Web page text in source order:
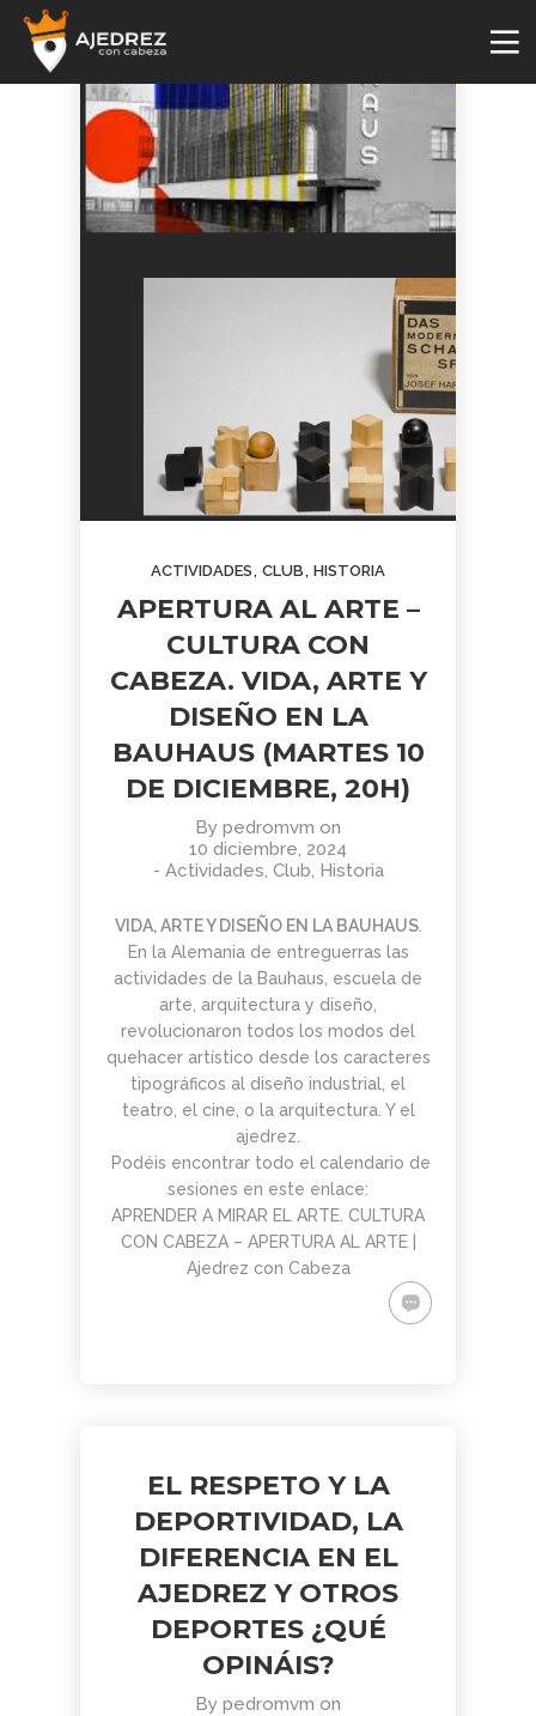
4
2026
COMUNIDAD
AJEDREZ
CABEZA.
BUEN
VERANO Y
¡HASTA
SEPTIEMBRE!
29
2026
ARMAGGEDÓN
AJEDREZ CON
CABEZA – 4 DE
JULIO
¡AJEDREZ EN
CHAMBERÍ!
2
2026
A MIRAR
EL ARTE:
MADRID
EN LA
SEGUNDA
MITAD DEL
SIGLO XX
1
BOLETÍN
COMUNIDAD
AJEDREZ
CON
CABEZA –
JUNIO 2026
1
2026
TORNEO
DE
AJEDREZ
PARA
TODAS
LAS
EDADES
NIVELES
– 13 DE
JUNIO
11
2026
ENTRENAMIENTO
COGNITIVO –
INFORMACIÓN
GENERAL
COMUNIDAD
AJEDREZ
CON
CABEZA
30
ABRIL
2026
PARA
TODAS
LAS
EDADES
Y
NIVELES
–
AJEDREZ
CON
CABEZA
23 DE
MAYO
ABRIL
2026
ARTE: LA
ABSTRACCIÓN
GEOMÉTRICA:
PIET
MONDRIAN (Y
VISITA AL
MONASTERIO
DEL PAULAR)
29
AJEDREZ
INICIACIÓN
PARA
ADULTOS -
CURSO DE
APRENDE
DESDE 0.
INICIO LA
SEMANA
DEL 11 DE
27
ABRIL
2026
CAMPAMENTO
DE VERANO
AJEDREZ CON
CABEZA 2026
16
MARZO
2026
EL DESAFÍO
PSICOLÓGICO
DE JUGAR
CON
LUNES 16 DE
MARZO.
20.15H
ACTIVIDADES, CLUB, HISTORIA
APERTURA AL ARTE –
CULTURA CON
CABEZA. VIDA, ARTE Y
DISEÑO EN LA
BAUHAUS (MARTES 10
DE DICIEMBRE, 20H)
By pedromvm on
10 diciembre, 2024
- Actividades, Club, Historia
VIDA, ARTE Y DISEÑO EN LA BAUHAUS.
En la Alemania de entreguerras las
actividades de la Bauhaus, escuela de
arte, arquitectura y diseño,
revolucionaron todos los modos del
quehacer artístico desde los caracteres
tipográficos al diseño industrial, el
teatro, el cine, o la arquitectura. Y el
ajedrez.
Podéis encontrar todo el calendario de
sesiones en este enlace:
APRENDER A MIRAR EL ARTE. CULTURA
CON CABEZA – APERTURA AL ARTE |
Ajedrez con Cabeza
EL RESPETO Y LA
DEPORTIVIDAD, LA
DIFERENCIA EN EL
AJEDREZ Y OTROS
DEPORTES ¿QUÉ
OPINÁIS?
By pedromvm on